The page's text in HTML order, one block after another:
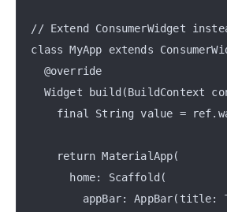
// Extend ConsumerWidget
class MyApp extends
  @override
Widget build(BuildContext
final String value =
    return MaterialApp(
      home: Scaffold(
appBar: AppBar(title: